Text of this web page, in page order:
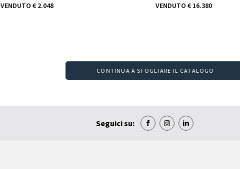
VENDUTO € 2.048 VENDUTO € 16.380
CONTINUA A SFOGLIARE IL CATALOGO
Seguici su: